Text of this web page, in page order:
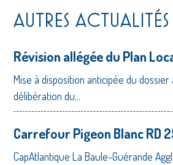
AUTRES ACTUALITÉS
Révision allégée du Plan
Mise à disposition anticipée du
délibération du...
Carrefour Pigeon Blanc RD
CapAtlantique La Baule-Guérande